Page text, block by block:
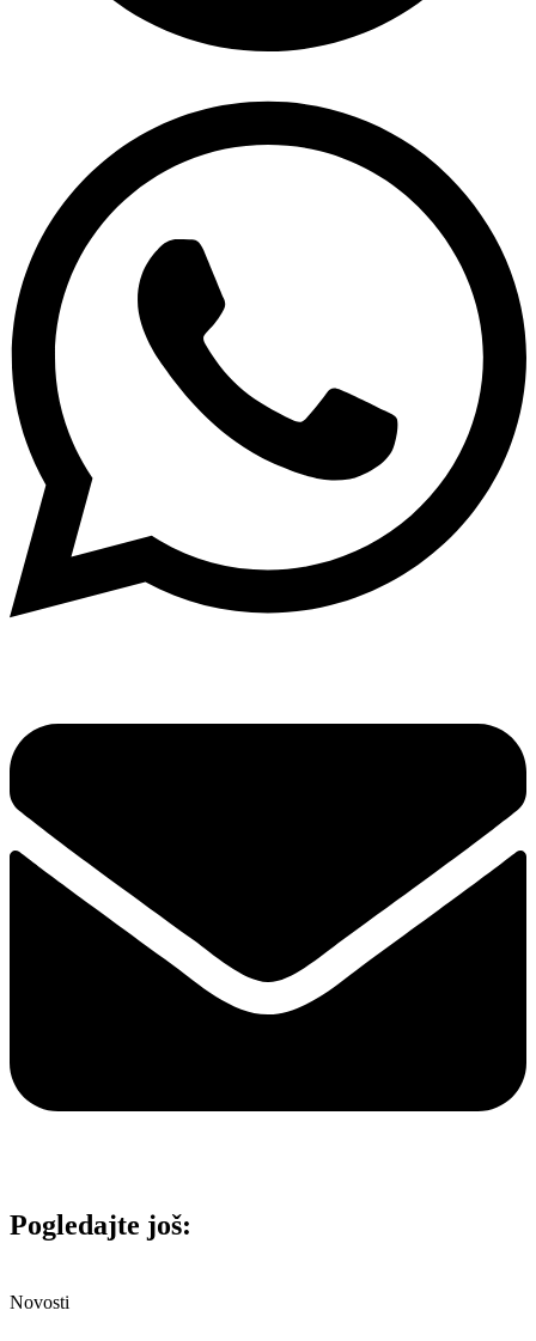
Pogledajte još:
Novosti